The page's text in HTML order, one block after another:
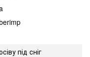
під сніг